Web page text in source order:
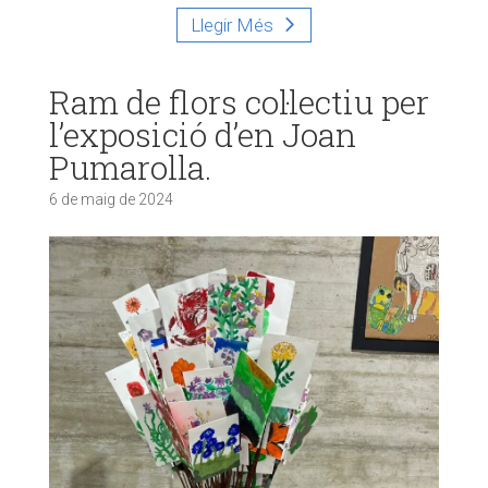
Llegir Més
Ram de flors col·lectiu per
l’exposició d’en Joan
Pumarolla.
6 de maig de 2024